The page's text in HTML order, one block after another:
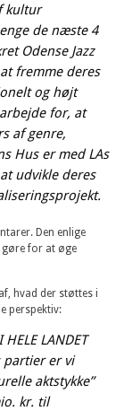
kultur
de næste 4
Odense Jazz
fremme deres
og højt
for, at
af genre,
Hus er med LAs
udvikle deres
Den enlige
gøre for at øge
hvad der støttes i
perspektiv:
LANDET
partier er vi
aktstykke”
kr. til